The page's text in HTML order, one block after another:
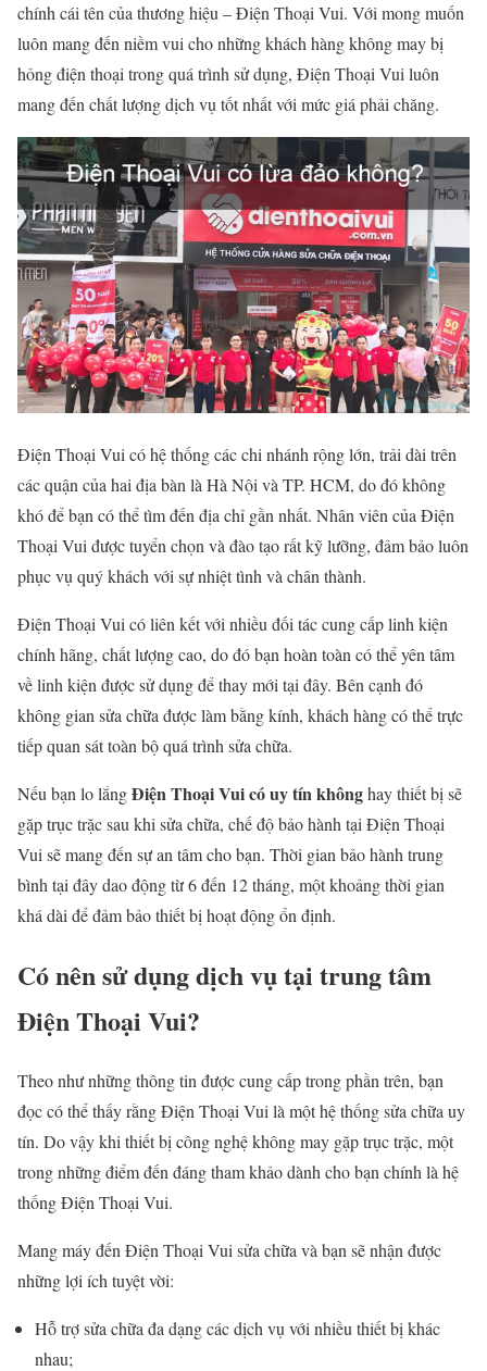
chính cái tên của thương hiệu – Điện Thoại Vui. Với mong muốn
luôn mang đến niềm vui cho những khách hàng không may bị
hỏng điện thoại trong quá trình sử dụng, Điện Thoại Vui luôn
mang đến chất lượng dịch vụ tốt nhất với mức giá phải chăng.
Điện Thoại Vui có hệ thống các chi nhánh rộng lớn, trải dài trên
các quận của hai địa bàn là Hà Nội và TP. HCM, do đó không
khó để bạn có thể tìm đến địa chỉ gần nhất. Nhân viên của Điện
Thoại Vui được tuyển chọn và đào tạo rất kỹ lưỡng, đảm bảo luôn
phục vụ quý khách với sự nhiệt tình và chân thành.
Điện Thoại Vui có liên kết với nhiều đối tác cung cấp linh kiện
chính hãng, chất lượng cao, do đó bạn hoàn toàn có thể yên tâm
về linh kiện được sử dụng để thay mới tại đây. Bên cạnh đó
không gian sửa chữa được làm bằng kính, khách hàng có thể trực
tiếp quan sát toàn bộ quá trình sửa chữa.
Nếu bạn lo lắngĐiện Thoại Vui có uy tín khônghay thiết bị sẽ
gặp trục trặc sau khi sửa chữa, chế độ bảo hành tại Điện Thoại
Vui sẽ mang đến sự an tâm cho bạn. Thời gian bảo hành trung
bình tại đây dao động từ 6 đến 12 tháng, một khoảng thời gian
khá dài để đảm bảo thiết bị hoạt động ổn định.
Có nên sử dụng dịch vụ tại trung tâm
Điện Thoại Vui?
Theo như những thông tin được cung cấp trong phần trên, bạn
đọc có thể thấy rằng Điện Thoại Vui là một hệ thống sửa chữa uy
tín. Do vậy khi thiết bị công nghệ không may gặp trục trặc, một
trong những điểm đến đáng tham khảo dành cho bạn chính là hệ
thống Điện Thoại Vui.
Mang máy đến Điện Thoại Vui sửa chữa và bạn sẽ nhận được
những lợi ích tuyệt vời:
Hỗ trợ sửa chữa đa dạng các dịch vụ với nhiều thiết bị khác
nhau;